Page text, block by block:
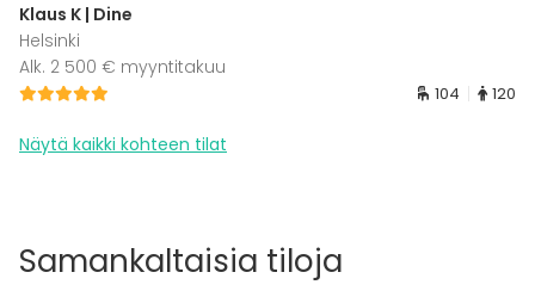
Klaus K | Dine
Helsinki
Alk. 2 500 € myyntitakuu
104 120
Näytä kaikki kohteen tilat
Samankaltaisia tiloja